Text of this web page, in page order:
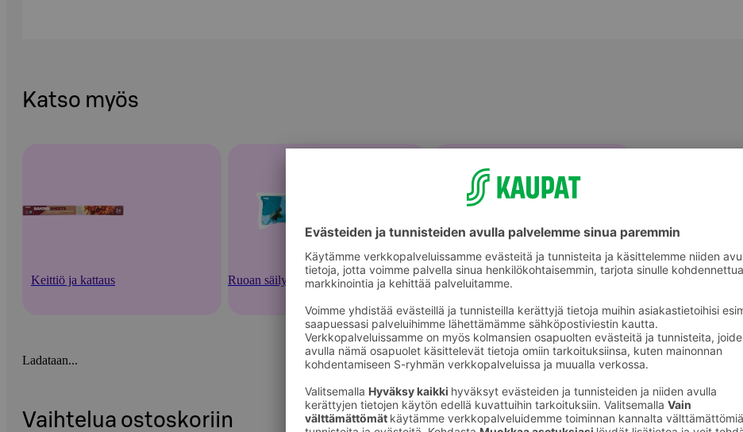
Katso myös
Keittiö ja kattaus Ruoan säilytysastiat ja -välineet Säilytysrasiat ja -purkit
Ladataan...
Vaihtelua ostoskoriin